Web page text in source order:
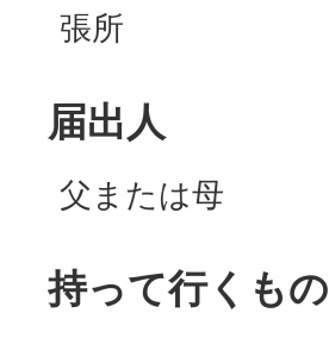
張所
届出人
父または母
持って行くもの